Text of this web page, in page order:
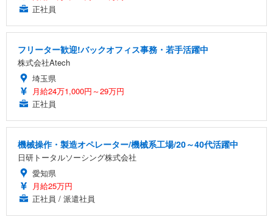
正社員
フリーター歓迎!バックオフィス事務・若手活躍中
株式会社Atech
埼玉県
月給24万1,000円～29万円
正社員
機械操作・製造オペレーター/機械系工場/20～40代活躍中
日研トータルソーシング株式会社
愛知県
月給25万円
正社員 / 派遣社員